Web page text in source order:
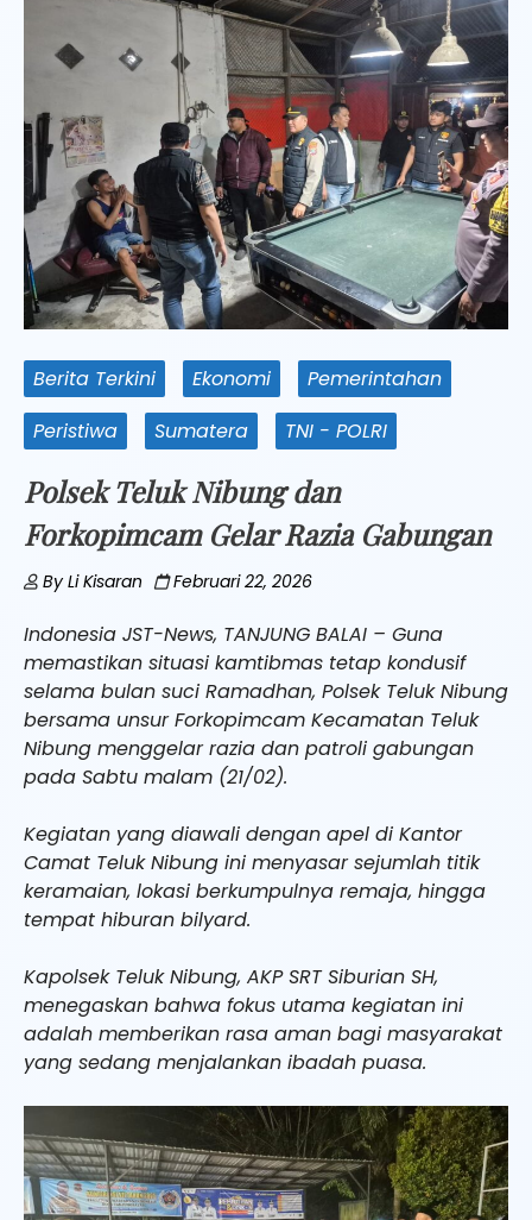
Berita Terkini Ekonomi
Pemerintahan
Peristiwa
Sumatera TNI - POLRI
Polsek Teluk Nibung dan
Forkopimcam Gelar Razia Gabungan
ByLi Kisaran Februari 22, 2026
Indonesia JST-News, TANJUNG BALAI – Guna
memastikan situasi kamtibmas tetap kondusif
selama bulan suci Ramadhan, Polsek Teluk Nibung
bersama unsur Forkopimcam Kecamatan Teluk
Nibung menggelar razia dan patroli gabungan
pada Sabtu malam (21/02).
Kegiatan yang diawali dengan apel di Kantor
Camat Teluk Nibung ini menyasar sejumlah titik
keramaian, lokasi berkumpulnya remaja, hingga
tempat hiburan bilyard.
Kapolsek Teluk Nibung, AKP SRT Siburian SH,
menegaskan bahwa fokus utama kegiatan ini
adalah memberikan rasa aman bagi masyarakat
yang sedang menjalankan ibadah puasa.